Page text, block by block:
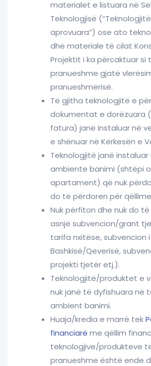
materialet e listuara në
Teknologjisë
aprovuara”) ose ato
dhe materiale të cilat
Projektit i ka përcaktuar si
pranueshme gjatë
pranueshmërisë.
Të gjitha teknologjitë e
dokumentat e dorëzuara
fatura) janë instaluar në
e shënuar në Kërkesën e
Teknologjitë janë instaluar
ambiente banimi (shtëpi
apartament) që nuk
do të përdoren për
Nuk përfiton dhe nuk do
asnjë subvencion/grant
tarifa nxitëse, subvencion i
Bashkisë/Qeverisë,
projekti tjetër etj.).
Teknologjitë/produktet e
nuk janë të dyfishuara në
ambient banimi.
Huaja/kredia e marrë tek
financiarë me qëllim
teknologjive/produkteve
pranueshme është ende